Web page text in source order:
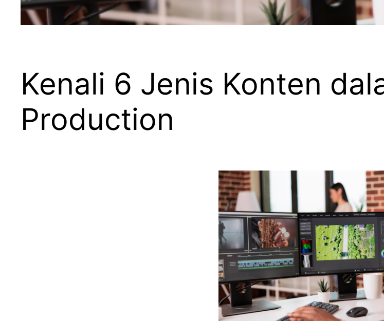
Kenali 6 Jenis Konten
Production